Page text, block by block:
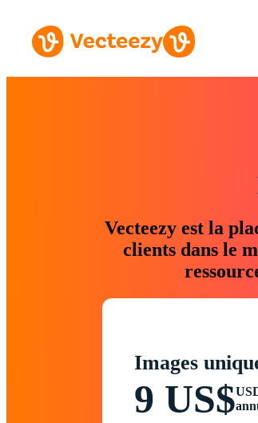
Vecteezy est la
clients dans le
Images
9 US$